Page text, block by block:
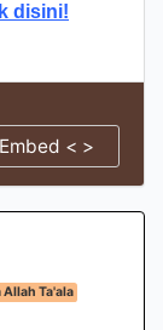
disini!
Embed < >
Ta'ala